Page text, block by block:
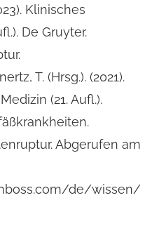
Klinisches
De Gruyter.
T. (Hrsg.). (2021).
(21. Aufl.).
Abgerufen am
de/wissen/